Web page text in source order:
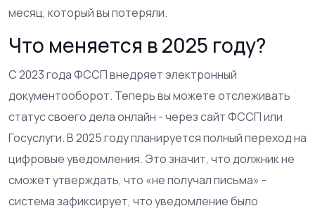
месяц, который вы потеряли.
Что меняется в 2025 году?
С 2023 года ФССП внедряет электронный
документооборот. Теперь вы можете отслеживать
статус своего дела онлайн - через сайт ФССП или
Госуслуги. В 2025 году планируется полный переход на
цифровые уведомления. Это значит, что должник не
сможет утверждать, что «не получал письма» -
система зафиксирует, что уведомление было